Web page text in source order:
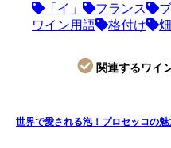
「イ」
フランス
ワイン用語
格付け 畑
関連するワイ
世界で愛される泡！プロセッコの魅